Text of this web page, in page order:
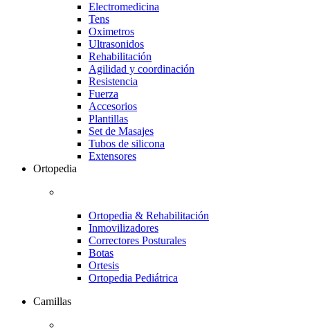
Electromedicina
Tens
Oximetros
Ultrasonidos
Rehabilitación
Agilidad y coordinación
Resistencia
Fuerza
Accesorios
Plantillas
Set de Masajes
Tubos de silicona
Extensores
Ortopedia
Ortopedia & Rehabilitación
Inmovilizadores
Correctores Posturales
Botas
Ortesis
Ortopedia Pediátrica
Camillas